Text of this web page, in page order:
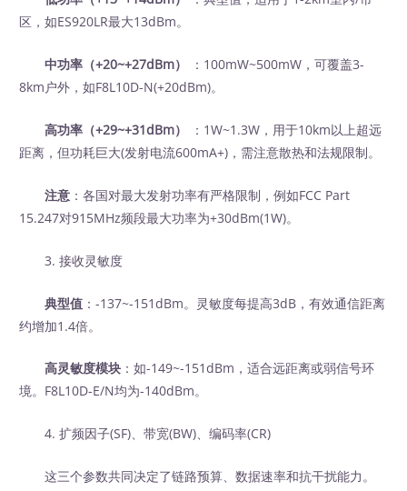
区，如ES920LR最大13dBm。
中功率（+20~+27dBm）
‍ ：100mW~500mW，可覆盖3-
8km户外，如F8L10D-N(+20dBm)。
高功率（+29~+31dBm）
‍ ：1W~1.3W，用于10km以上超远
距离，但功耗巨大(发射电流600mA+)，需注意散热和法规限制。
注意 ：各国对最大发射功率有严格限制，例如FCC Part
15.247对915MHz频段最大功率为+30dBm(1W)。
3. 接收灵敏度
典型值 ：-137~-151dBm。灵敏度每提高3dB，有效通信距离
约增加1.4倍。
高灵敏度模块 ：如-149~-151dBm，适合远距离或弱信号环
境。F8L10D-E/N均为-140dBm。
4. 扩频因子(SF)、带宽(BW)、编码率(CR)
这三个参数共同决定了链路预算、数据速率和抗干扰能力。